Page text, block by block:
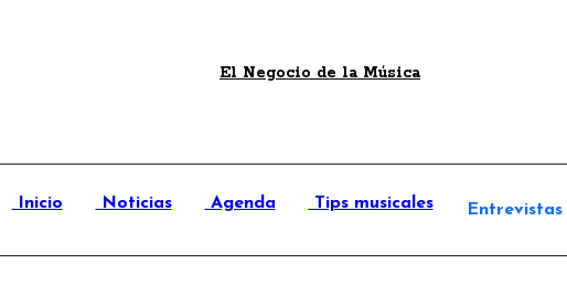
El Negocio de la Música
Inicio Noticias Agenda Tips musicales Entrevistas